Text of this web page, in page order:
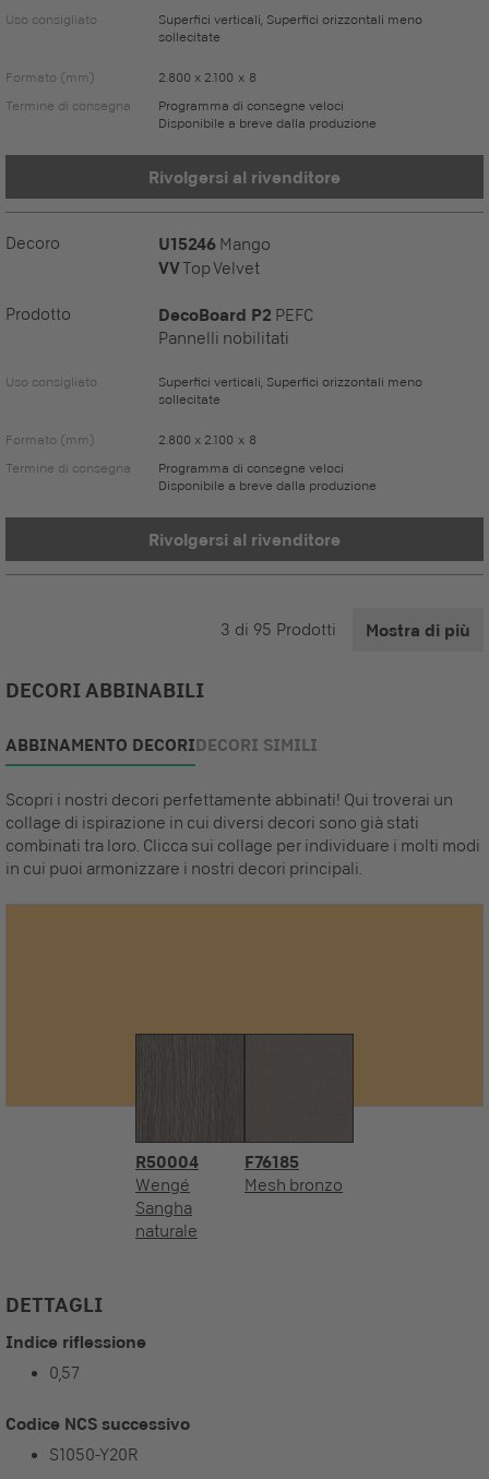
Uso consigliato
Superfici verticali, Superfici orizzontali meno
sollecitate
Formato (mm)
2.800 x 2.100 x 8
Termine di consegna
Programma di consegne veloci
Disponibile a breve dalla produzione
Rivolgersi al rivenditore
Decoro U15246 Mango
VVTop Velvet
Prodotto DecoBoard P2 PEFC
Pannelli nobilitati
Uso consigliato
Superfici verticali, Superfici orizzontali meno
sollecitate
Formato (mm)
2.800 x 2.100 x 8
Termine di consegna
Programma di consegne veloci
Disponibile a breve dalla produzione
Rivolgersi al rivenditore
3 di 95 Prodotti Mostra di più
DECORI ABBINABILI
ABBINAMENTO DECORIDECORI SIMILI
Scopri i nostri decori perfettamente abbinati! Qui troverai un
collage di ispirazione in cui diversi decori sono già stati
combinati tra loro. Clicca sui collage per individuare i molti modi
in cui puoi armonizzare i nostri decori principali.
R50004
Wengé
Sangha
naturale
F76185
Mesh bronzo
DETTAGLI
Indice riflessione
0,57
Codice NCS successivo
S1050-Y20R